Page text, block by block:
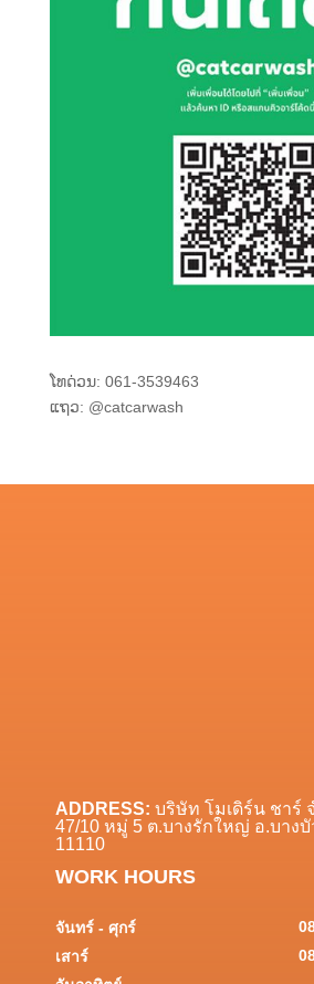
ໂທດ່ວນ: 061-3539463
ແຖວ: @catcarwash
ADDRESS: บริษัท โมเดิร์น ชาร์
47/10 หมู่ 5 ต.บางรักใหญ่ อ.บาง
11110
WORK HOURS
จันทร์ - ศุกร์
เสาร์